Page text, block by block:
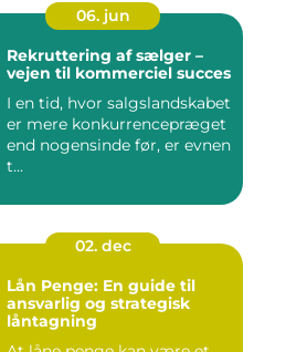
06. jun
Rekruttering af sælger –
vejen til kommerciel succes
I en tid, hvor salgslandskabet
er mere konkurrencepræget
end nogensinde før, er evnen
t...
02. dec
Lån Penge: En guide til
ansvarlig og strategisk
låntagning